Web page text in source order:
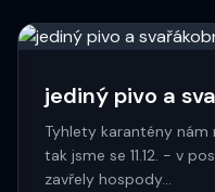
jediný pivo a
Tyhlety karantény
tak jsme se 11.12. - v
zavřely hospody…